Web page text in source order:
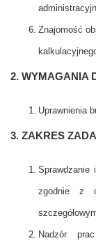
Znajomość
2. WYMAGANIA
Uprawnienia
3. ZAKRES
Sprawdzanie
zgodnie z
Nadzór